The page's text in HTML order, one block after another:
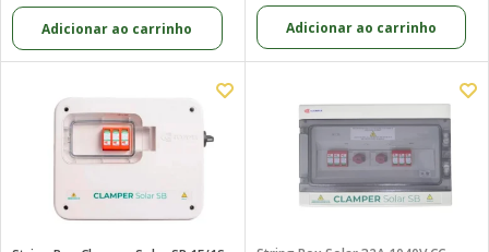
Adicionar ao carrinho Adicionar ao carrinho